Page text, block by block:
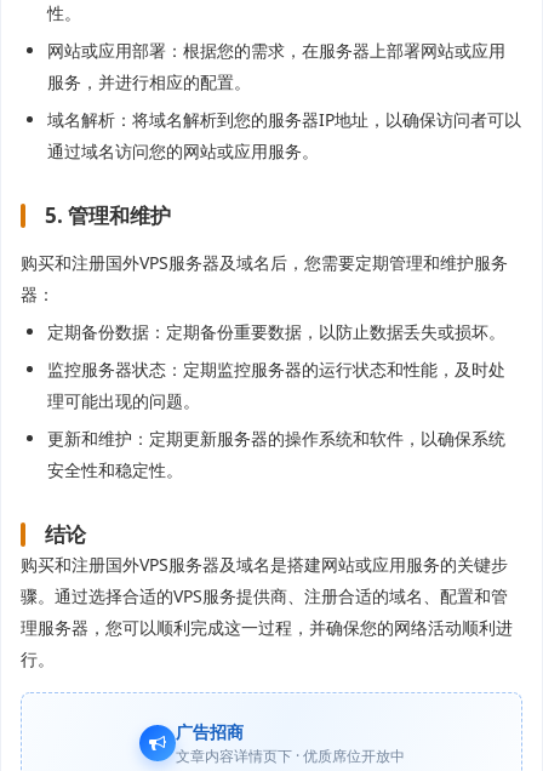
性。
网站或应用部署：根据您的需求，在服务器上部署网站或应用
服务，并进行相应的配置。
域名解析：将域名解析到您的服务器IP地址，以确保访问者可以
通过域名访问您的网站或应用服务。
5. 管理和维护
购买和注册国外VPS服务器及域名后，您需要定期管理和维护服务
器：
定期备份数据：定期备份重要数据，以防止数据丢失或损坏。
监控服务器状态：定期监控服务器的运行状态和性能，及时处
理可能出现的问题。
更新和维护：定期更新服务器的操作系统和软件，以确保系统
安全性和稳定性。
结论
购买和注册国外VPS服务器及域名是搭建网站或应用服务的关键步
骤。通过选择合适的VPS服务提供商、注册合适的域名、配置和管
理服务器，您可以顺利完成这一过程，并确保您的网络活动顺利进
行。
广告招商
文章内容详情页下 · 优质席位开放中